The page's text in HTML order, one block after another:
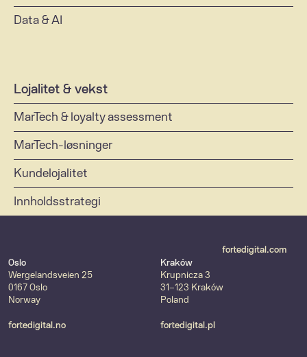
Data & AI
Lojalitet & vekst
MarTech & loyalty assessment
MarTech-løsninger
Kundelojalitet
Innholdsstrategi
fortedigital.com
Oslo
Wergelandsveien 25
0167 Oslo
Norway
fortedigital.no
Kraków
Krupnicza 3
31-123 Kraków
Poland
fortedigital.pl